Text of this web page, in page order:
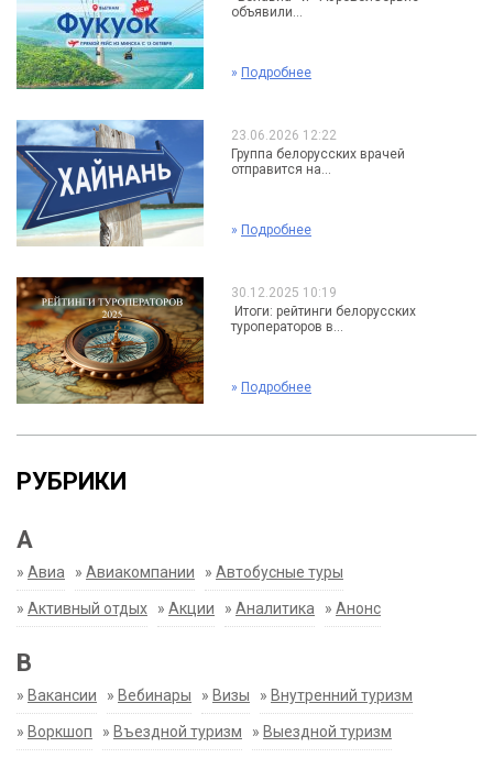
объявили...
» Подробнее
23.06.2026 12:22
Группа белорусских врачей
отправится на...
» Подробнее
30.12.2025 10:19
Итоги: рейтинги белорусских
туроператоров в...
» Подробнее
РУБРИКИ
А
» Авиа » Авиакомпании » Автобусные туры
» Активный отдых » Акции » Аналитика » Анонс
В
» Вакансии » Вебинары » Визы » Внутренний туризм
» Воркшоп » Въездной туризм » Выездной туризм